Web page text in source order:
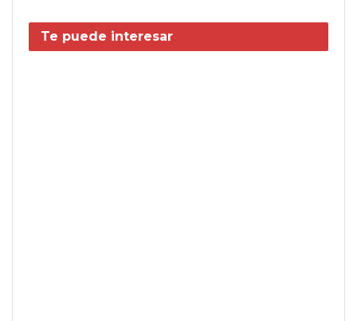
Te puede interesar